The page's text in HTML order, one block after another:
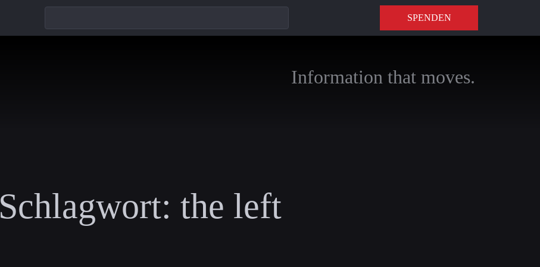
SPENDEN
Information that moves.
Schlagwort: the left